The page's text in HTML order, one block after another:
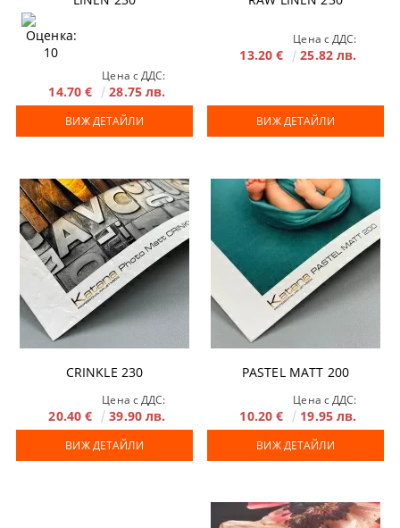
Цена с ДДС:
14.70 € 28.75 лв.
ВИЖ ДЕТАЙЛИ
Цена с ДДС:
13.20 € 25.82 лв.
ВИЖ ДЕТАЙЛИ
CRINKLE 230
Цена с ДДС:
20.40 € 39.90 лв.
ВИЖ ДЕТАЙЛИ
PASTEL MATT 200
Цена с ДДС:
10.20 € 19.95 лв.
ВИЖ ДЕТАЙЛИ